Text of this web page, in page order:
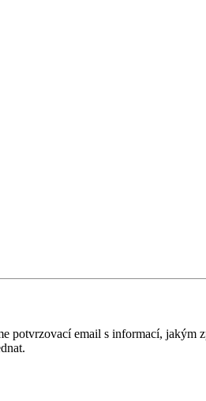
potvrzovací email s informací, jakým